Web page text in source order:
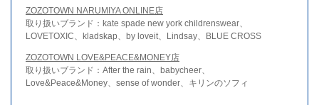
ZOZOTOWN NARUMIYA ONLINE店
取り扱いブランド：kate spade new york childrenswear、
LOVETOXIC、kladskap、by loveit、Lindsay、BLUE CROSS
ZOZOTOWN LOVE&PEACE&MONEY店
取り扱いブランド：After the rain、babycheer、
Love&Peace&Money、sense of wonder、キリンのソフィ